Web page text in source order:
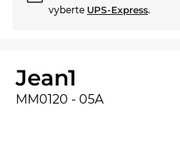
vyberte UPS-Express.
Jean1
MM0120 - 05A